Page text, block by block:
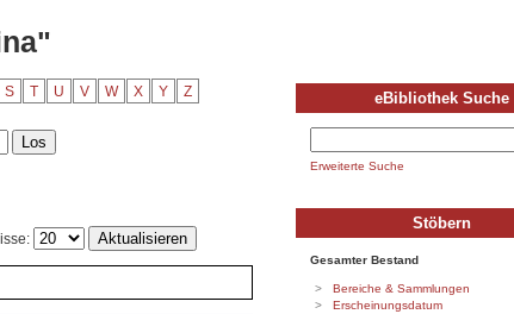
S T U V W X Y Z eBibliothek Suche
Erweiterte Suche
Stöbern
Gesamter Bestand
Bereiche & Sammlungen
Erscheinungsdatum